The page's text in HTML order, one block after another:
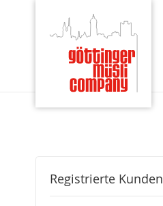
Registrierte Kunden